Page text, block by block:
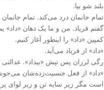
بلند شو بیا.
تمام جانمان درد می‌کند. تمام
گفتم فریاد. من و ما یک دهان «داد»
کمپین «داد» را اینطور آغاز کنیم.
«داد» از فریاد می‌آید.
رگی لرزان پس تپش «بیداد».
«داد» از فعل جنسیت‌زده‌شان
است مگر زیر سایه تن و زیر لوای